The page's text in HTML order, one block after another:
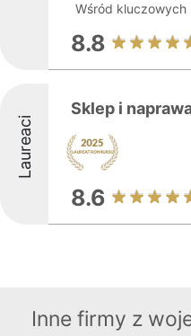
Wśród kluczowych
8.8
Laureaci
Sklep i
8.6
Inne firmy z